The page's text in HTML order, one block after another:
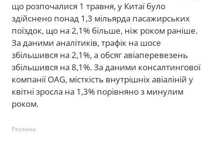
що розпочалися 1 травня, у Китаї було
здійснено понад 1,3 мільярда пасажирських
поїздок, що на 2,1% більше, ніж роком раніше.
За даними аналітиків, трафік на шосе
збільшився на 2,1%, а обсяг авіаперевезень
збільшився на 8,1%. За даними консалтингової
компанії OAG, місткість внутрішніх авіаліній у
квітні зросла на 1,3% порівняно з минулим
роком.
Реклама